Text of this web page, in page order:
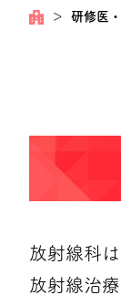
＞ 研修医
放射線科
放射線治